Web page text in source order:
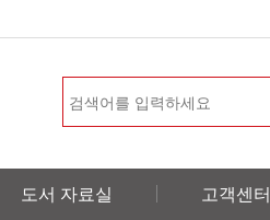
도서 자료실 고객센터